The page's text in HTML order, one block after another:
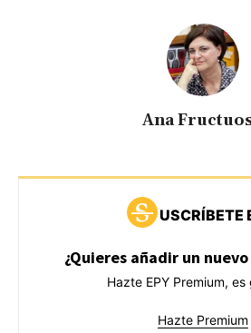
Ana
USCRÍBETE
¿Quieres añadir un
Hazte EPY Premium,
Hazte Premium